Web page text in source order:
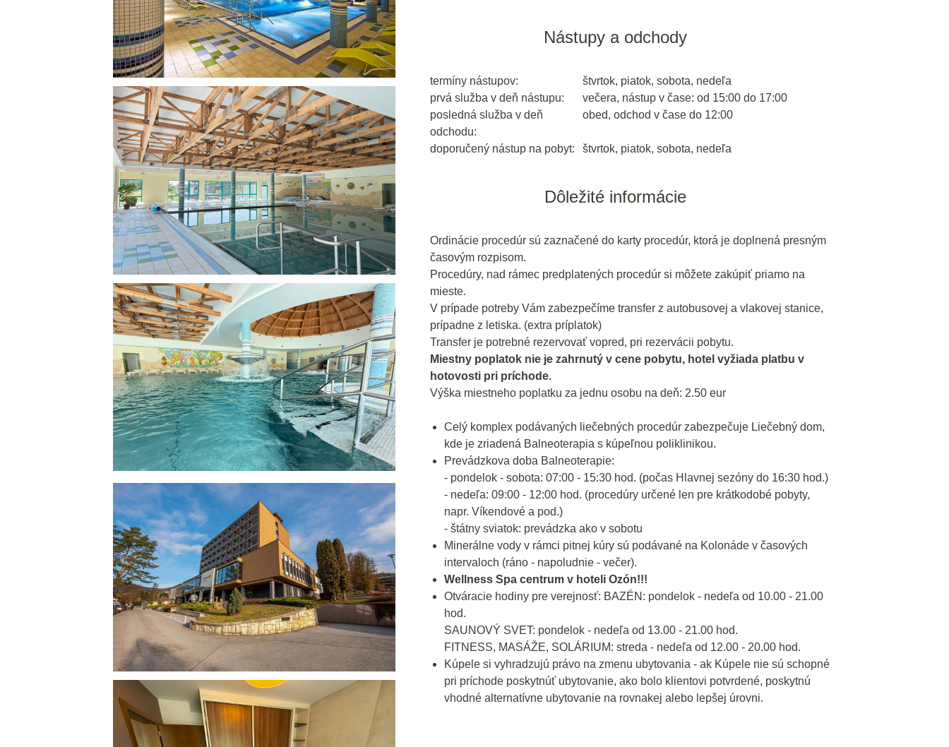
Nástupy a odchody
termíny nástupov:
štvrtok, piatok, sobota, nedeľa
prvá služba v deň nástupu:
večera, nástup v čase: od 15:00 do 17:00
posledná služba v deň
odchodu:
obed, odchod v čase do 12:00
doporučený nástup na pobyt: štvrtok, piatok, sobota, nedeľa
Dôležité informácie
Ordinácie procedúr sú zaznačené do karty procedúr, ktorá je doplnená presným
časovým rozpisom.
Procedúry, nad rámec predplatených procedúr si môžete zakúpiť priamo na
mieste.
V prípade potreby Vám zabezpečíme transfer z autobusovej a vlakovej stanice,
prípadne z letiska. (extra príplatok)
Transfer je potrebné rezervovať vopred, pri rezervácii pobytu.
Miestny poplatok nie je zahrnutý v cene pobytu, hotel vyžiada platbu v
hotovosti pri príchode.
Výška miestneho poplatku za jednu osobu na deň: 2.50 eur
Celý komplex podávaných liečebných procedúr zabezpečuje Liečebný dom,
kde je zriadená Balneoterapia s kúpeľnou poliklinikou.
Prevádzkova doba Balneoterapie:
- pondelok - sobota: 07:00 - 15:30 hod. (počas Hlavnej sezóny do 16:30 hod.)
- nedeľa: 09:00 - 12:00 hod. (procedúry určené len pre krátkodobé pobyty,
napr. Víkendové a pod.)
- štátny sviatok: prevádzka ako v sobotu
Minerálne vody v rámci pitnej kúry sú podávané na Kolonáde v časových
intervaloch (ráno - napoludnie - večer).
Wellness Spa centrum v hoteli Ozón!!!
Otváracie hodiny pre verejnosť: BAZÉN: pondelok - nedeľa od 10.00 - 21.00
hod.
SAUNOVÝ SVET: pondelok - nedeľa od 13.00 - 21.00 hod.
FITNESS, MASÁŽE, SOLÁRIUM: streda - nedeľa od 12.00 - 20.00 hod.
Kúpele si vyhradzujú právo na zmenu ubytovania - ak Kúpele nie sú schopné
pri príchode poskytnúť ubytovanie, ako bolo klientovi potvrdené, poskytnú
vhodné alternatívne ubytovanie na rovnakej alebo lepšej úrovni.